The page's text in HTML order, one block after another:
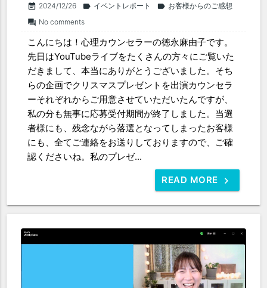
event_note 2024/12/26 label イベントレポート label お客様からのご感想
forum No comments
こんにちは！心理カウンセラーの徳永麻由子です。
先日はYouTubeライブをたくさんの方々にご覧いた
だきまして、本当にありがとうございました。そち
らの企画でクリスマスプレゼントを出演カウンセラ
ーそれぞれからご用意させていただいたんですが、
私の分も無事に応募受付期間が終了しました。当選
者様にも、残念ながら落選となってしまったお客様
にも、全てご連絡をお送りしておりますので、ご確
認くださいね。私のプレゼ...
READ MORE